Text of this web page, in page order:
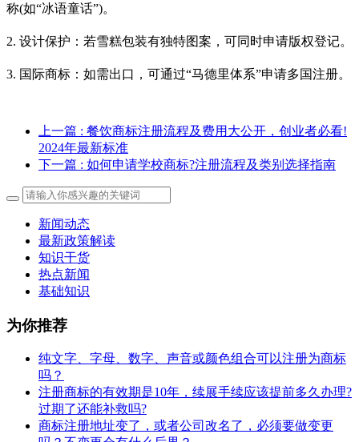
称(如“冰语童话”)。
2. 设计保护：若雪糕包装有独特图案，可同时申请版权登记。
3. 国际商标：如需出口，可通过“马德里体系”申请多国注册。
上一篇 : 餐饮商标注册流程及费用大公开，创业者必看!
2024年最新标准
下一篇 : 如何申请学校商标?注册流程及类别选择指南
新闻动态
最新政策解读
知识干货
热点新闻
基础知识
为你推荐
纯文字、字母、数字、声音或颜色组合可以注册为商标
吗？
注册商标的有效期是10年，续展手续应该提前多久办理?
过期了还能补救吗?
商标注册地址变了，或者公司改名了，必须要做变更